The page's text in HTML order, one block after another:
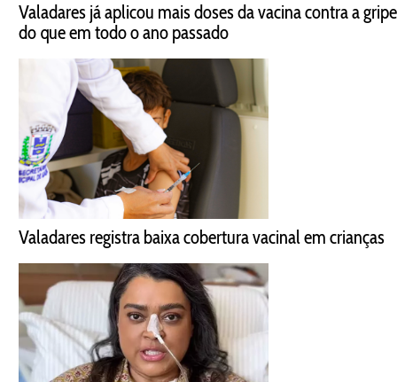
Valadares já aplicou mais doses da vacina contra a gripe
do que em todo o ano passado
Valadares registra baixa cobertura vacinal em crianças